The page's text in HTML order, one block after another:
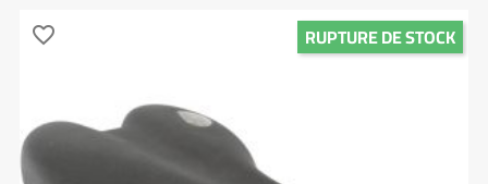
RUPTURE DE STOCK
favorite_border